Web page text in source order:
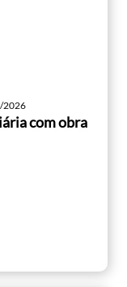
2026
com obra